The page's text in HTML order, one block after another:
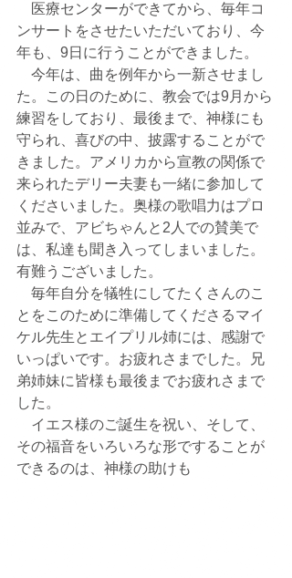
医療センターができてから、毎年コ
ンサートをさせたいただいており、今
年も、9日に行うことができました。
今年は、曲を例年から一新させまし
た。この日のために、教会では9月から
練習をしており、最後まで、神様にも
守られ、喜びの中、披露することがで
きました。アメリカから宣教の関係で
来られたデリー夫妻も一緒に参加して
くださいました。奥様の歌唱力はプロ
並みで、アビちゃんと2人での賛美で
は、私達も聞き入ってしまいました。
有難うございました。
毎年自分を犠牲にしてたくさんのこ
とをこのために準備してくださるマイ
ケル先生とエイプリル姉には、感謝で
いっぱいです。お疲れさまでした。兄
弟姉妹に皆様も最後までお疲れさまで
した。
イエス様のご誕生を祝い、そして、
その福音をいろいろな形ですることが
できるのは、神様の助けも